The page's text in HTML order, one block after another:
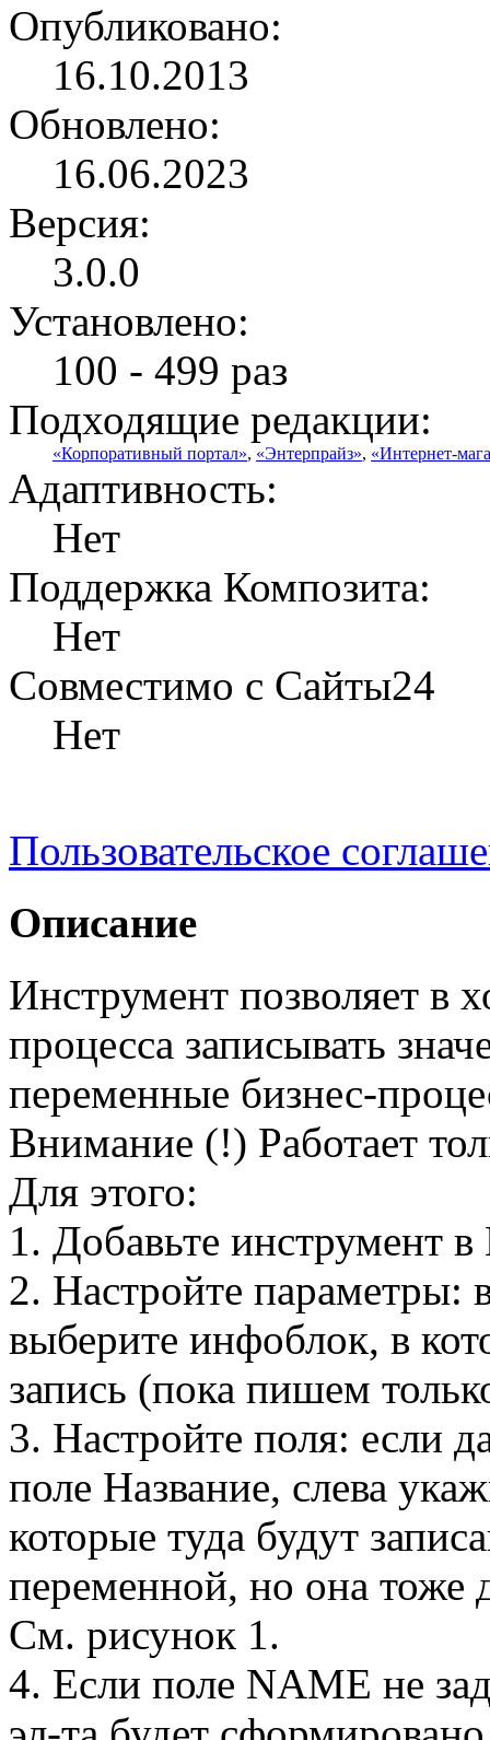
Опубликовано:
16.10.2013
Обновлено:
16.06.2023
Версия:
3.0.0
Установлено:
100 - 499 раз
Подходящие редакции:
«Корпоративный портал», «Энтерпрайз», «Интернет-
Адаптивность:
Нет
Поддержка Композита:
Нет
Совместимо с Сайты24
Нет
Пользовательское
Описание
Инструмент позволяет в
процесса записывать
переменные бизнес-
Внимание (!) Работает
Для этого:
1. Добавьте инструмент
2. Настройте параметры:
выберите инфоблок, в
запись (пока пишем
3. Настройте поля: если
поле Название, слева
которые туда будут
переменной, но она тоже
См. рисунок 1.
4. Если поле NAME не